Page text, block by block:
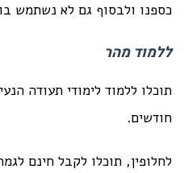
כספנו ולבסוף גם לא נשתמש
ללמוד מהר
חודשים.
לחלופין, תוכלו לקבל חינם